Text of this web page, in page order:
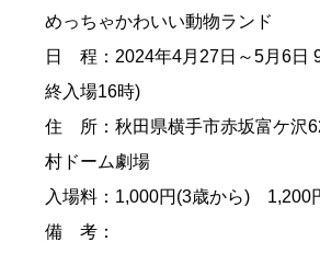
めっちゃかわいい動物ランド
日 程：2024年4月27日～5月6日
終入場16時)
住 所：秋田県横手市赤坂富ケ沢
村ドーム劇場
入場料：1,000円(3歳から) 1,200
備 考：